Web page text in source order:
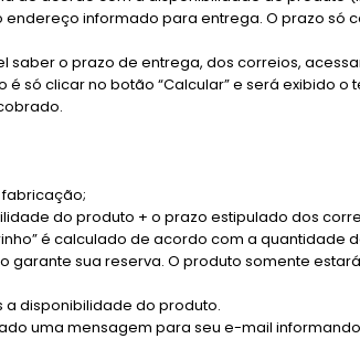
informado para entrega. O prazo só
o prazo de entrega, dos correios,
é só clicar no botão “Calcular” e será exibido
do produto + o prazo estipulado dos
é calculado de acordo com a quantidade
garante sua reserva. O produto somente
disponibilidade do produto.
uma mensagem para seu e-mail